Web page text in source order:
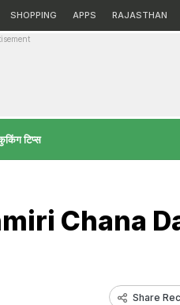
SHOPPING APPS RAJASTHAN
टिप्स
Chana
Share